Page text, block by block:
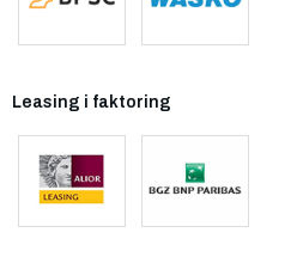
Leasing i faktoring